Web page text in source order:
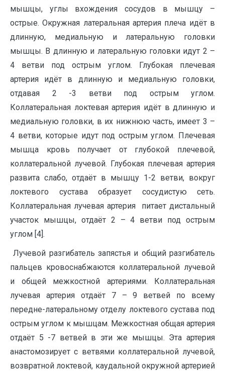
мышцы, углы вхождения сосудов в мышцу –
острые. Окружная латеральная артерия плеча идёт в
длинную, медиальную и латеральную головки
мышцы. В длинную и латеральную головки идут 2 –
4 ветви под острым углом. Глубокая плечевая
артерия идёт в длинную и медиальную головки,
отдавая 2 -3 ветви под острым углом.
Коллатеральная локтевая артерия идёт в длинную и
медиальную головки, в их нижнюю часть, имеет 3 –
4 ветви, которые идут под острым углом. Плечевая
мышца кровь получает от глубокой плечевой,
коллатеральной лучевой. Глубокая плечевая артерия
развита слабо, отдаёт в мышцу 1-2 ветви, вокруг
локтевого сустава образует сосудистую сеть.
Коллатеральная лучевая артерия питает дистальный
участок мышцы, отдаёт 2 – 4 ветви под острым
углом [4].
Лучевой разгибатель запястья и общий разгибатель
пальцев кровоснабжаются коллатеральной лучевой
и общей межкостной артериями. Коллатеральная
лучевая артерия отдаёт 7 – 9 ветвей по всему
передне-латеральному отделу локтевого сустава под
острым углом к мышцам. Межкостная общая артерия
отдаёт 5 -7 ветвей в эти же мышцы. Эта артерия
анастомозирует с ветвями коллатеральной лучевой,
возвратной локтевой, каудальной окружной артерией